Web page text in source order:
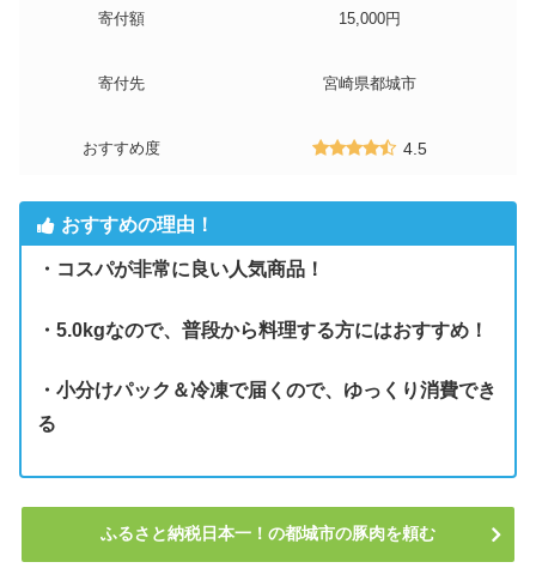
寄付額 15,000円
寄付先 宮崎県都城市
おすすめ度 4.5
おすすめの理由！
・コスパが非常に良い人気商品！
・5.0kgなので、普段から料理する方にはおすすめ！
・小分けパック＆冷凍で届くので、ゆっくり消費でき
る
ふるさと納税日本一！の都城市の豚肉を頼む